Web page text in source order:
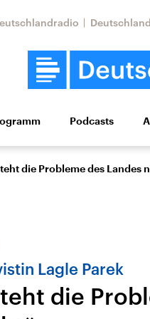
Wissen
Podcasts
die Probleme des Landes
Lagle Parek
die